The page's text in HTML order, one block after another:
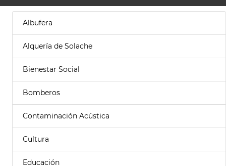
Albufera
Alquería de Solache
Bienestar Social
Bomberos
Contaminación Acústica
Cultura
Educación